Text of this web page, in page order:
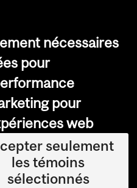
2026
témoins
des témoins
nécessaires
pour
pour
web
seulement
les témoins
sélectionnés